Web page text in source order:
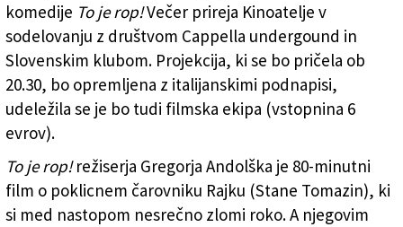
komedije To je rop!Večer prireja Kinoatelje v
sodelovanju z društvom Cappella undergound in
Slovenskim klubom. Projekcija, ki se bo pričela ob
20.30, bo opremljena z italijanskimi podnapisi,
udeležila se je bo tudi filmska ekipa (vstopnina 6
evrov).
To je rop!režiserja Gregorja Andolška je 80-minutni
film o poklicnem čarovniku Rajku (Stane Tomazin), ki
si med nastopom nesrečno zlomi roko. A njegovim